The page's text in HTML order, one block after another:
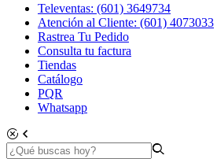
Televentas: (601) 3649734
Atención al Cliente: (601) 4073033
Rastrea Tu Pedido
Consulta tu factura
Tiendas
Catálogo
PQR
Whatsapp